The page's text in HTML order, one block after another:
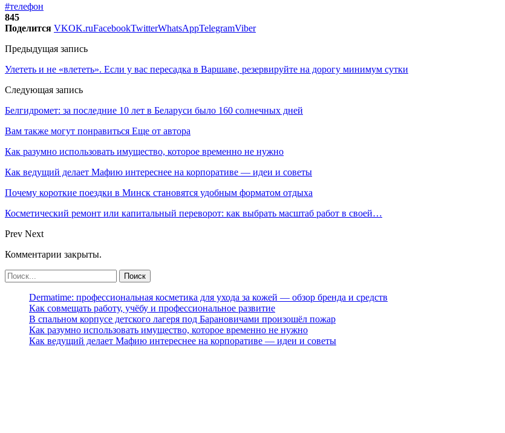
#телефон
845
Поделится VKOK.ruFacebookTwitterWhatsAppTelegramViber
Предыдущая запись
Улететь и не «влететь». Если у вас пересадка в Варшаве, резервируйте на дорогу минимум сутки
Следующая запись
Белгидромет: за последние 10 лет в Беларуси было 160 солнечных дней
Вам также могут понравиться Еще от автора
Как разумно использовать имущество, которое временно не нужно
Как ведущий делает Мафию интереснее на корпоративе — идеи и советы
Почему короткие поездки в Минск становятся удобным форматом отдыха
Косметический ремонт или капитальный переворот: как выбрать масштаб работ в своей…
Prev Next
Комментарии закрыты.
Dermatime: профессиональная косметика для ухода за кожей — обзор бренда и средств
Как совмещать работу, учёбу и профессиональное развитие
В спальном корпусе детского лагеря под Барановичами произошёл пожар
Как разумно использовать имущество, которое временно не нужно
Как ведущий делает Мафию интереснее на корпоративе — идеи и советы